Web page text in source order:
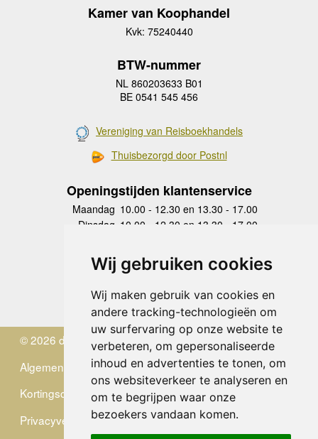
Wij gebruiken cookies
Wij maken gebruik van cookies en
andere tracking-technologieën om
uw surfervaring op onze website te
verbeteren, om gepersonaliseerde
inhoud en advertenties te tonen, om
ons websiteverkeer te analyseren en
om te begrijpen waar onze
bezoekers vandaan komen.
Kamer van Koophandel
Kvk: 75240440
BTW-nummer
NL 860203633 B01
BE 0541 545 456
Vereniging van Reisboekhandels
Thuisbezorgd door Postnl
Openingstijden klantenservice
Maandag 10.00 - 12.30 en 13.30 - 17.00
Dinsdag 10.00 - 12.30 en 13.30 - 17.00
Donderdag
10.00 - 12.30 en 13.30 - 17.00
Vrijdag 10.00 - 12.30 en 13.30 - 17.00
Zaterdag
gesloten
Zondag gesloten
© 2026 de Zwerver
Algemene Voorwaarden
Kortingscode
Privacyverklaring